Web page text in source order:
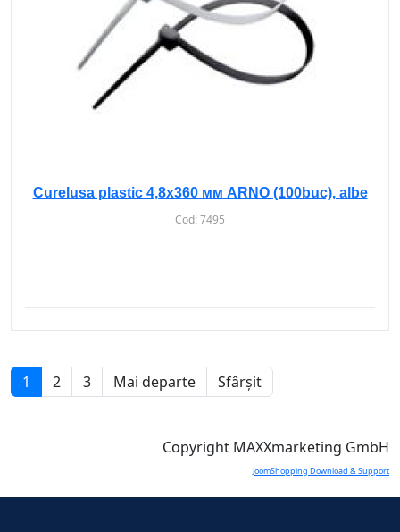
Curelusa plastic 4,8х360 мм ARNO (100buc), albe
Cod:7495
1 2 3 Mai departe Sfârșit
Copyright MAXXmarketing GmbH
JoomShopping Download & Support